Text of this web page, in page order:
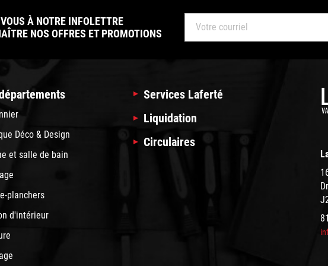
À NOTRE INFOLETTRE
NOS OFFRES ET PROMOTIONS
Déco & Design
et salle de bain
planchers
d'intérieur
Services Laferté
Liquidation
Circulaires